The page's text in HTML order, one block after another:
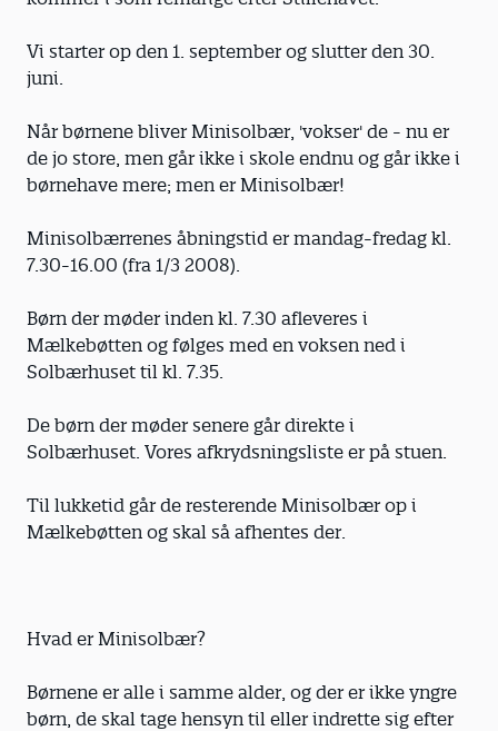
Vi starter op den 1. september og slutter den 30.
juni.
Når børnene bliver Minisolbær, 'vokser' de - nu er
de jo store, men går ikke i skole endnu og går ikke i
børnehave mere; men er Minisolbær!
Minisolbærrenes åbningstid er mandag-fredag kl.
7.30-16.00 (fra 1/3 2008).
Børn der møder inden kl. 7.30 afleveres i
Mælkebøtten og følges med en voksen ned i
Solbærhuset til kl. 7.35.
De børn der møder senere går direkte i
Solbærhuset. Vores afkrydsningsliste er på stuen.
Til lukketid går de resterende Minisolbær op i
Mælkebøtten og skal så afhentes der.
Hvad er Minisolbær?
Børnene er alle i samme alder, og der er ikke yngre
børn, de skal tage hensyn til eller indrette sig efter